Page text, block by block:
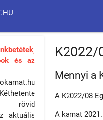
K2022/
Mennyi a
A K2022/08
A kamat
és az
rövid
aktuális